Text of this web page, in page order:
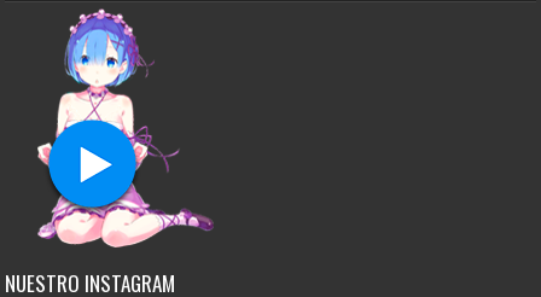
NUESTRO INSTAGRAM